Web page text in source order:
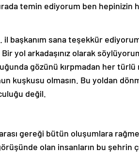
temin ediyorum ben hepinizin
il başkanım sana teşekkür
yol arkadaşınız olarak
gözünü kırpmadan her türlü
kuşkusu olmasın. Bu yoldan
değil.
gereği bütün oluşumlara
olan insanların bu şehrin